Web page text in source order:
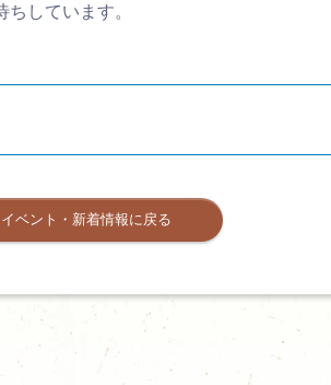
しています。
イベント・新着情報に戻る